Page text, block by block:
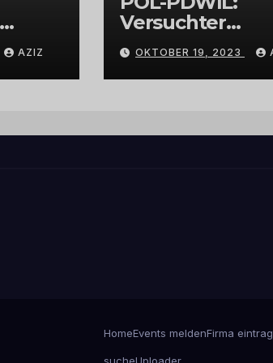
AZIZ
Versuchter
Einbruch im
Gewerbegebiet
Wittlich
OKTOBER 19, 2023
HomeEvents meldenFirma